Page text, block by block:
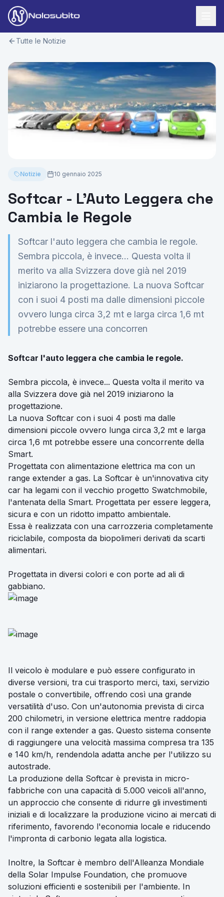
Offerte Noleggio
Offerte Business
Offerte Privati
Offerte Re-Use
News
Usato Sicuro
Contatti
Area Cliente
Richiedi Preventivo
Tutte le Notizie
Notizie 10 gennaio 2025
Softcar - L'Auto Leggera che
Cambia le Regole
Softcar l'auto leggera che cambia le regole.
Sembra piccola, è invece... Questa volta il
merito va alla Svizzera dove già nel 2019
iniziarono la progettazione. La nuova Softcar
con i suoi 4 posti ma dalle dimensioni piccole
ovvero lunga circa 3,2 mt e larga circa 1,6 mt
potrebbe essere una concorren
Softcar l'auto leggera che cambia le regole.
Sembra piccola, è invece... Questa volta il merito va
alla Svizzera dove già nel 2019 iniziarono la
progettazione.
La nuova Softcar con i suoi 4 posti ma dalle
dimensioni piccole ovvero lunga circa 3,2 mt e larga
circa 1,6 mt potrebbe essere una concorrente della
Smart.
Progettata con alimentazione elettrica ma con un
range extender a gas. La Softcar è un'innovativa city
car ha legami con il vecchio progetto Swatchmobile,
l'antenata della Smart. Progettata per essere leggera,
sicura e con un ridotto impatto ambientale.
Essa è realizzata con una carrozzeria completamente
riciclabile, composta da biopolimeri derivati da scarti
alimentari.
Progettata in diversi colori e con porte ad ali di
gabbiano.
Il veicolo è modulare e può essere configurato in
diverse versioni, tra cui trasporto merci, taxi, servizio
postale o convertibile, offrendo così una grande
versatilità d'uso. Con un'autonomia prevista di circa
200 chilometri, in versione elettrica mentre raddopia
con il range extender a gas. Questo sistema consente
di raggiungere una velocità massima compresa tra 135
e 140 km/h, rendendola adatta anche per l'utilizzo su
autostrade.
La produzione della Softcar è prevista in micro-
fabbriche con una capacità di 5.000 veicoli all'anno,
un approccio che consente di ridurre gli investimenti
iniziali e di localizzare la produzione vicino ai mercati di
riferimento, favorendo l'economia locale e riducendo
l'impronta di carbonio legata alla logistica.
Inoltre, la Softcar è membro dell'Alleanza Mondiale
della Solar Impulse Foundation, che promuove
soluzioni efficienti e sostenibili per l'ambiente. In